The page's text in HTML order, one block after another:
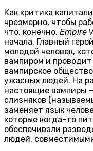
Как критика
чрезмерно, чтобы
что, конечно, Empire V
начала. Главный
молодой человек,
вампиром и
вампирское
ужасных людей. На
настоящие вампиры
слизняков
заменяет язык
которые когда-то
обеспечивали
людей,